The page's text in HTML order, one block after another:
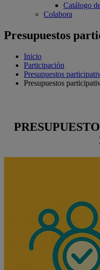
Catálogo
Colabora
Presupuestos
Inicio
Participación
Presupuestos
Presupuestos